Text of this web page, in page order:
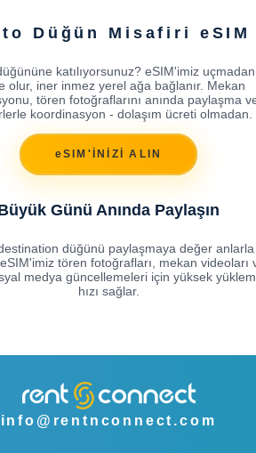
Düğün Misafiri eSIM
katılıyorsunuz? eSIM'imiz uçmadan
olur, iner inmez yerel ağa bağlanır. Mekan
tören fotoğraflarını anında paylaşma
koordinasyon - dolaşım ücreti olmadan.
eSIM'İNİZİ ALIN
Günü Anında Paylaşın
düğünü paylaşmaya değer anlarla
tören fotoğrafları, mekan videoları
medya güncellemeleri için yüksek
hızı sağlar.
info@rentnconnect.com